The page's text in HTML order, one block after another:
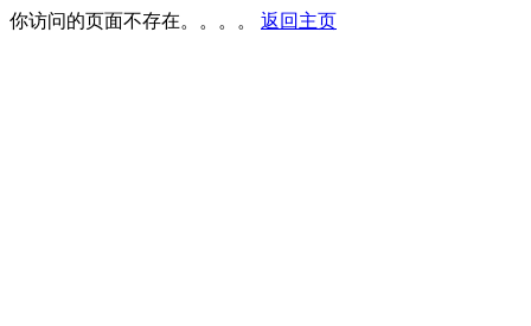
你访问的页面不存在。。。。 返回主页